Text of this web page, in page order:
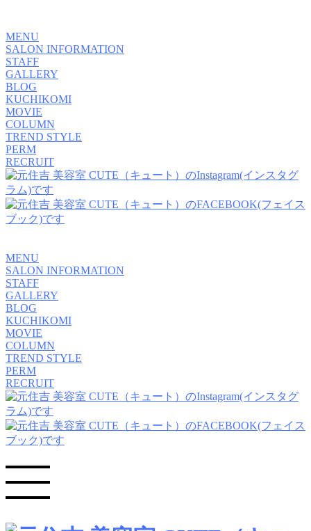
MENU
SALON INFORMATION
STAFF
GALLERY
BLOG
KUCHIKOMI
MOVIE
COLUMN
TREND STYLE
PERM
RECRUIT
MENU
SALON INFORMATION
STAFF
GALLERY
BLOG
KUCHIKOMI
MOVIE
COLUMN
TREND STYLE
PERM
RECRUIT